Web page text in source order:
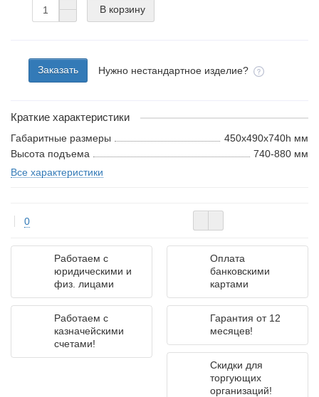
В корзину
Заказать Нужно нестандартное изделие?
Краткие характеристики
Габаритные размеры
450x490x740h мм
Высота подъема
740-880 мм
Все характеристики
0
Работаем с
юридическими и
физ. лицами
Оплата
банковскими
картами
Работаем с
казначейскими
счетами!
Гарантия от 12
месяцев!
Скидки для
торгующих
организаций!